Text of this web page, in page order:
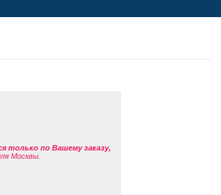
только по Вашему заказу,
Москвы.